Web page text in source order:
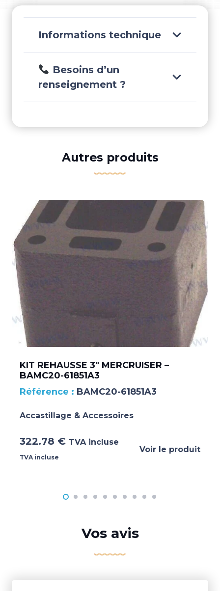
HE59906
Informations technique
Besoins d’un
renseignement ?
Autres produits
KIT REHAUSSE 3″ MERCRUISER –
BAMC20-61851A3
BAMC20-61851A3
Accastillage & Accessoires
322.78 € TVA incluse
TVA incluse
Voir le produit
Vos avis